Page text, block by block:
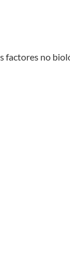
factores no